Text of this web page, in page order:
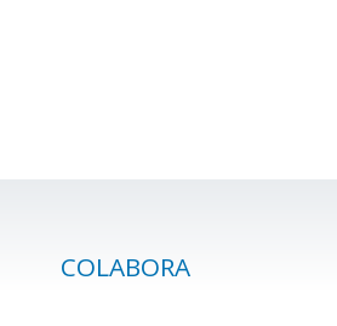
COLABORA